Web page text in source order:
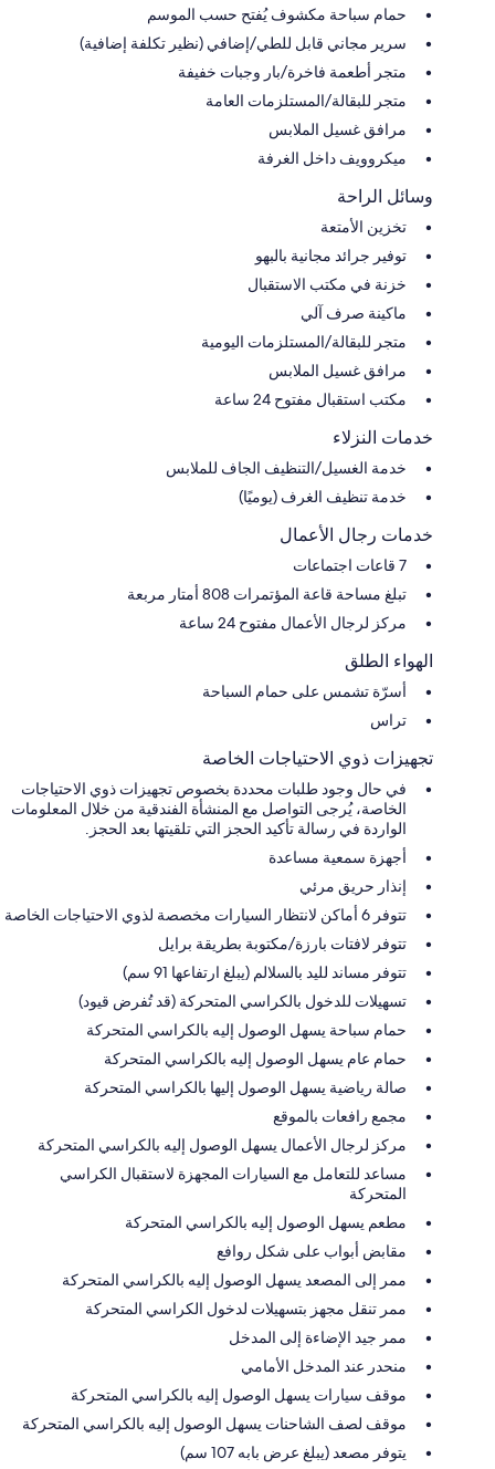
حمام سباحة مكشوف يُفتح حسب الموسم
سرير مجاني قابل للطي/إضافي (نظير تكلفة إضافية)
متجر أطعمة فاخرة/بار وجبات خفيفة
متجر للبقالة/المستلزمات العامة
مرافق غسيل الملابس
ميكروويف داخل الغرفة
وسائل الراحة
تخزين الأمتعة
توفير جرائد مجانية بالبهو
خزنة في مكتب الاستقبال
ماكينة صرف آلي
متجر للبقالة/المستلزمات اليومية
مرافق غسيل الملابس
مكتب استقبال مفتوح 24 ساعة
خدمات النزلاء
خدمة الغسيل/التنظيف الجاف للملابس
خدمة تنظيف الغرف (يوميًا)
خدمات رجال الأعمال
7 قاعات اجتماعات
تبلغ مساحة قاعة المؤتمرات 808 أمتار مربعة
مركز لرجال الأعمال مفتوح 24 ساعة
الهواء الطلق
أسرّة تشمس على حمام السباحة
تراس
تجهيزات ذوي الاحتياجات الخاصة
في حال وجود طلبات محددة بخصوص تجهيزات ذوي الاحتياجات
الخاصة، يُرجى التواصل مع المنشأة الفندقية من خلال المعلومات
الواردة في رسالة تأكيد الحجز التي تلقيتها بعد الحجز.
أجهزة سمعية مساعدة
إنذار حريق مرئي
تتوفر 6 أماكن لانتظار السيارات مخصصة لذوي الاحتياجات الخاصة
تتوفر لافتات بارزة/مكتوبة بطريقة برايل
تتوفر مساند لليد بالسلالم (يبلغ ارتفاعها 91 سم)
تسهيلات للدخول بالكراسي المتحركة (قد تُفرض قيود)
حمام سباحة يسهل الوصول إليه بالكراسي المتحركة
حمام عام يسهل الوصول إليه بالكراسي المتحركة
صالة رياضية يسهل الوصول إليها بالكراسي المتحركة
مجمع رافعات بالموقع
مركز لرجال الأعمال يسهل الوصول إليه بالكراسي المتحركة
مساعد للتعامل مع السيارات المجهزة لاستقبال الكراسي
المتحركة
مطعم يسهل الوصول إليه بالكراسي المتحركة
مقابض أبواب على شكل روافع
ممر إلى المصعد يسهل الوصول إليه بالكراسي المتحركة
ممر تنقل مجهز بتسهيلات لدخول الكراسي المتحركة
ممر جيد الإضاءة إلى المدخل
منحدر عند المدخل الأمامي
موقف سيارات يسهل الوصول إليه بالكراسي المتحركة
موقف لصف الشاحنات يسهل الوصول إليه بالكراسي المتحركة
يتوفر مصعد (يبلغ عرض بابه 107 سم)